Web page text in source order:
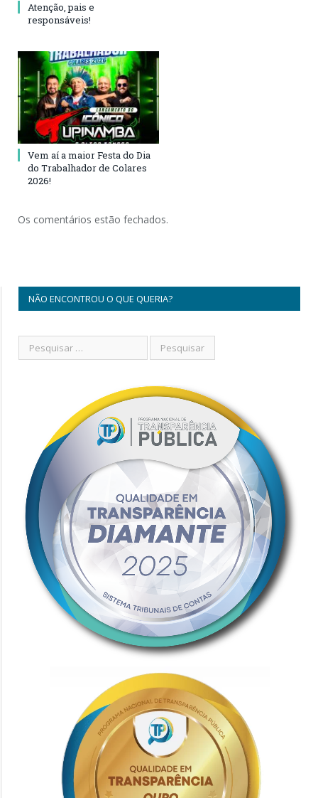
Atenção, pais e
responsáveis!
Vem aí a maior Festa do Dia
do Trabalhador de Colares
2026!
Os comentários estão fechados.
NÃO ENCONTROU O QUE QUERIA?